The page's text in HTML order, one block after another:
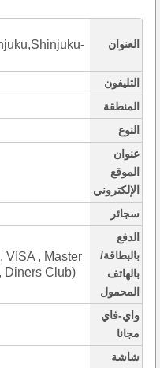
العنوان
التليفون
المنطقة
النوع
عنوان
الموقع
الإلكتروني
سجائر
الدفع
بالبطاقة/
بالهاتف
المحمول
, Master
Diners Club)
واي-فاي
مجانا
شاشة